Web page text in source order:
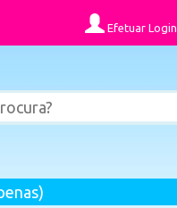
Efetuar Login